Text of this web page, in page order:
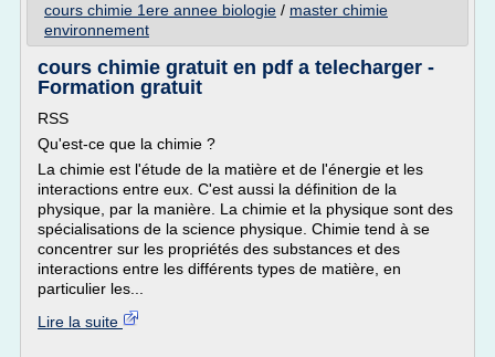
cours chimie 1ere annee biologie / master chimie
environnement
cours chimie gratuit en pdf a telecharger -
Formation gratuit
RSS
Qu'est-ce que la chimie ?
La chimie est l'étude de la matière et de l'énergie et les
interactions entre eux. C'est aussi la définition de la
physique, par la manière. La chimie et la physique sont des
spécialisations de la science physique. Chimie tend à se
concentrer sur les propriétés des substances et des
interactions entre les différents types de matière, en
particulier les...
Lire la suite